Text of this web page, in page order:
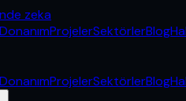
zeka
DonanımProjelerSektörlerBlog
DonanımProjelerSektörlerBlog